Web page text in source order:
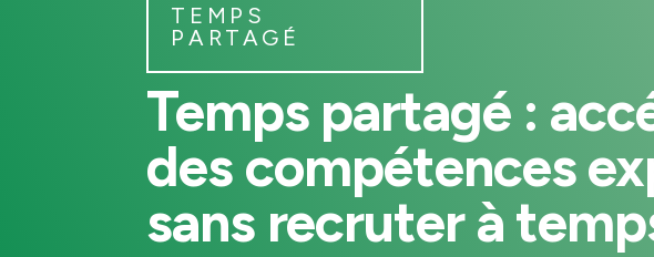
TEMPS
PARTAGÉ
Temps partagé :
des compétences
sans recruter à